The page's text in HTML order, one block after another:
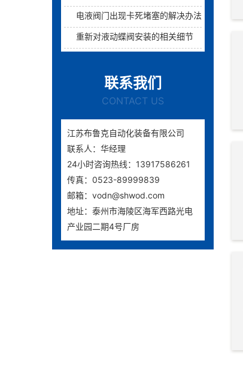
电液阀门出现卡死堵塞的解决办法
重新对液动蝶阀安装的相关细节介绍
联系我们
CONTACT US
江苏布鲁克自动化装备有限公司
联系人：华经理
24小时咨询热线：13917586261
传真：0523-89999839
邮箱：vodn@shwod.com
地址：泰州市海陵区海军西路光电
产业园二期4号厂房